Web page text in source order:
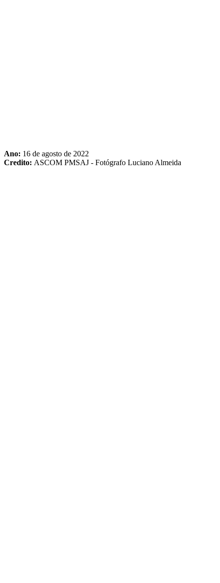
Ano: 16 de agosto de 2022
Credito: ASCOM PMSAJ - Fotógrafo Luciano Almeida